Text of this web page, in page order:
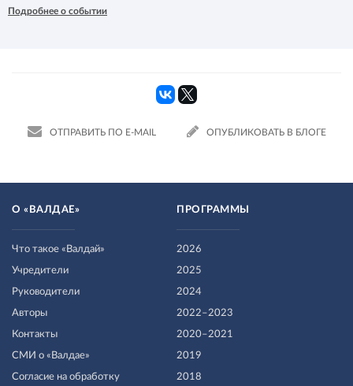
Подробнее о событии
ОТПРАВИТЬ ПО E-MAIL ОПУБЛИКОВАТЬ В БЛОГЕ
О «ВАЛДАЕ»
Что такое «Валдай»
Учредители
Руководители
Авторы
Контакты
СМИ о «Валдае»
Согласие на обработку
ПРОГРАММЫ
2026
2025
2024
2022–2023
2020–2021
2019
2018